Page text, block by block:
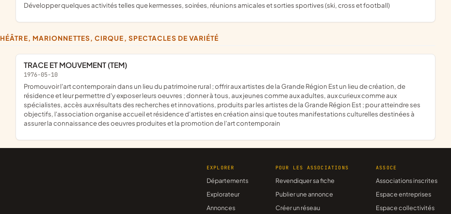
développer quelques activités telles que kermesses, soirées, réunions amicales et sorties sportives (ski, cross et football)
THÉÂTRE, MARIONNETTES, CIRQUE, SPECTACLES DE VARIÉTÉ
TRACE ET MOUVEMENT (TEM)
1976-05-10
promouvoir l'art contemporain dans un lieu du patrimoine rural ; offrir aux artistes de la Grande Région Est un lieu de création, de
résidence et leur permettre d'y exposer leurs oeuvres ; donner à tous, aux jeunes comme aux adultes, aux curieux comme aux
spécialistes, accès aux résultats des recherches et innovations, produits par les artistes de la Grande Région Est ; pour atteindre ses
objectifs, l'association organise accueil et résidence d'artistes en création ainsi que toutes manifestations culturelles destinées à
assurer la connaissance des oeuvres produites et la promotion de l'art contemporain
EXPLORER
Départements
Explorateur
Annonces
POUR LES ASSOCIATIONS
Revendiquer sa fiche
Publier une annonce
Créer un réseau
ASSOCE
Associations inscrites
Espace entreprises
Espace collectivités